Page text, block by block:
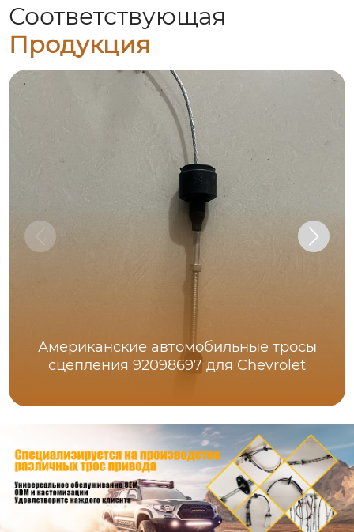
Соответствующая
Продукция
Американские автомобильные тросы
сцепления 92098697 для Chevrolet